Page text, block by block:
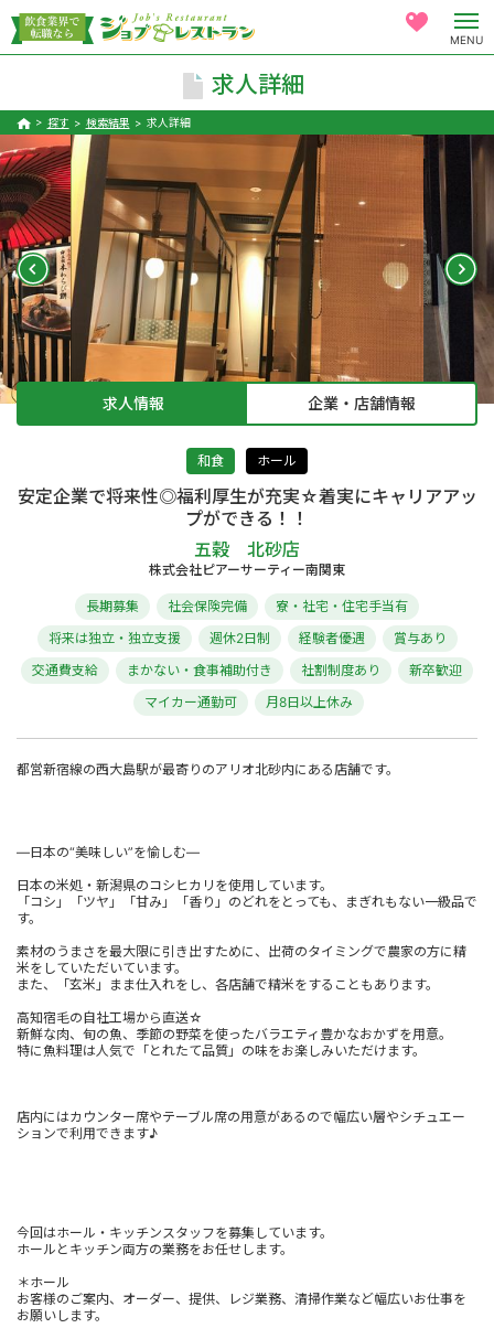
MENU
求人詳細
探す 検索結果 求人詳細
求人情報 企業・店舗情報
和食 ホール
安定企業で将来性◎福利厚生が充実☆着実にキャリアアッ
プができる！！
五穀 北砂店
株式会社ピアーサーティー南関東
長期募集 社会保険完備
寮・社宅・住宅手当有
将来は独立・独立支援
週休2日制 経験者優遇
賞与あり
交通費支給
まかない・食事補助付き 社割制度あり
新卒歓迎
マイカー通勤可
月8日以上休み
都営新宿線の西大島駅が最寄りのアリオ北砂内にある店舗です。
―日本の“美味しい”を愉しむ―
日本の米処・新潟県のコシヒカリを使用しています。
「コシ」「ツヤ」「甘み」「香り」のどれをとっても、まぎれもない一級品で
す。
素材のうまさを最大限に引き出すために、出荷のタイミングで農家の方に精
米をしていただいています。
また、「玄米」まま仕入れをし、各店舗で精米をすることもあります。
高知宿毛の自社工場から直送☆
新鮮な肉、旬の魚、季節の野菜を使ったバラエティ豊かなおかずを用意。
特に魚料理は人気で「とれたて品質」の味をお楽しみいただけます。
店内にはカウンター席やテーブル席の用意があるので幅広い層やシチュエー
ションで利用できます♪
今回はホール・キッチンスタッフを募集しています。
ホールとキッチン両方の業務をお任せします。
＊ホール
お客様のご案内、オーダー、提供、レジ業務、清掃作業など幅広いお仕事を
お願いします。